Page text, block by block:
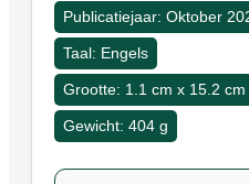
Publicatiejaar: Oktober
Taal: Engels
Grootte: 1.1 cm x 15.2
Gewicht: 404 g